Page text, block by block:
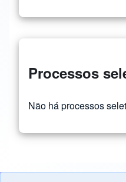
Processos
Não há processos